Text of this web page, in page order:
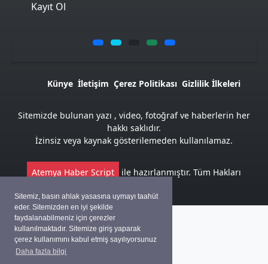
Sitemiz, basın ahlak yasasına uymayı taahüt
eder. Sitemizden en iyi şekilde
faydalanabilmeniz için çerezler
kullanılmaktadır. Sitemize giriş yaparak
çerez kullanımını kabul etmiş sayılıyorsunuz
Daha fazla bilgi
Kayıt Ol
Künye İletişim Çerez Politikası Gizlilik İlkeleri
Sitemizde bulunan yazı , video, fotoğraf ve haberlerin her
hakkı saklıdır.
İzinsiz veya kaynak gösterilemeden kullanılamaz.
Atemya Haber Script
ile hazırlanmıştır. Tüm Hakları